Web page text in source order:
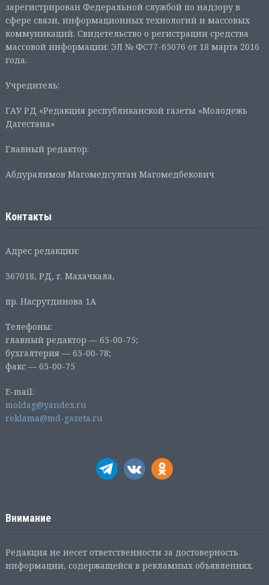
зарегистрирован Федеральной службой по надзору в
сфере связи, информационных технологий и массовых
коммуникаций. Свидетельство о регистрации средства
массовой информации: ЭЛ № ФС77-65076 от 18 марта 2016
года.
Учредитель:
ГАУ РД «Редакция республиканской газеты «Молодежь
Дагестана»
Главный редактор:
Абдуралимов Магомедсултан Магомедбекович
Контакты
Адрес редакции:
367018, РД, г. Махачкала,
пр. Насрутдинова 1А
Телефоны:
главный редактор — 65-00-75;
бухгалтерия — 65-00-78;
факс — 65-00-75
E-mail:
moldag@yandex.ru
reklama@md-gazeta.ru
Внимание
Редакция не несет ответственности за достоверность
информации, содержащейся в рекламных объявлениях.